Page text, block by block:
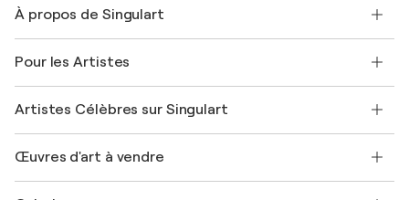
Expédition
Offrir une carte cadeau
Rejoignez notre programme commercial
Mon compte
+33 1 76 44 06 42
À propos de Singulart
FAQ
Magazine Singulart
Emplois
Découvrez une sélection d'art original
Pour les Artistes
Se connecter en tant qu'Artiste
Artistes Célèbres sur Singulart
Marc Chagall
Œuvres d'art à vendre